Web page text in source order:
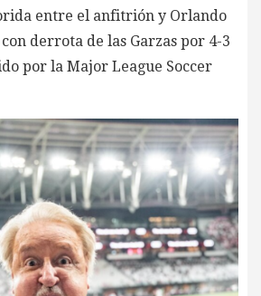
entre el anfitrión y Orlando
derrota de las Garzas por 4-3
por la Major League Soccer